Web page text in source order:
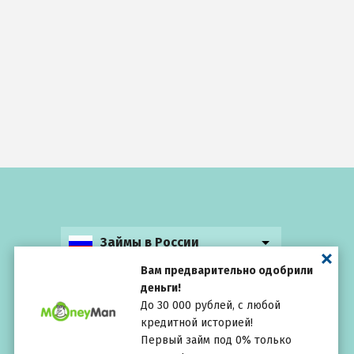
Вам предварительно одобрили
деньги!
До 30 000 рублей, с любой
кредитной историей!
Первый займ под 0% только
Займы в России
Выбирай
внимательно